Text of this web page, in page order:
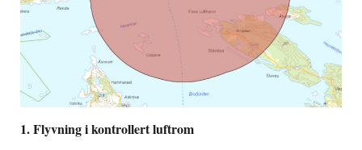
1. Flyvning i kontrollert luftrom